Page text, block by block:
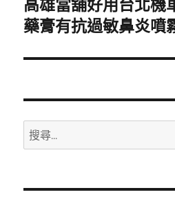
下
一
文
高雄當舖好用台北機
藥膏有抗過敏鼻炎噴
搜
尋
鍵